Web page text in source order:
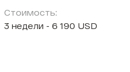
Стоимость:
3 недели - 6 190 USD